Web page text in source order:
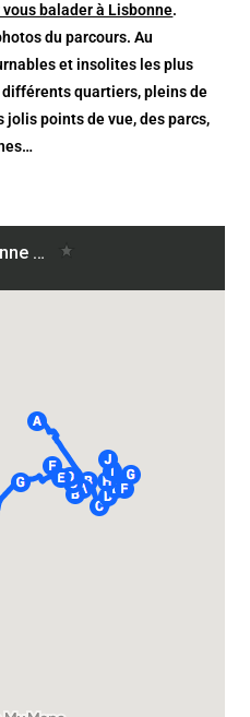
balader à Lisbonne.
du parcours. Au
et insolites les plus
quartiers, pleins de
points de vue, des parcs,